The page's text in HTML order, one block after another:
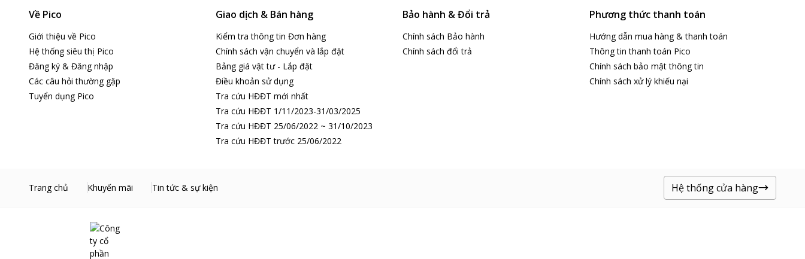
Về Pico
Giới thiệu về Pico
Hệ thống siêu thị Pico
Đăng ký & Đăng nhập
Các câu hỏi thường gặp
Tuyển dụng Pico
Giao dịch & Bán hàng
Kiểm tra thông tin Đơn hàng
Chính sách vận chuyển và lắp đặt
Bảng giá vật tư - Lắp đặt
Điều khoản sử dụng
Tra cứu HĐĐT mới nhất
Tra cứu HĐĐT 1/11/2023-31/03/2025
Tra cứu HĐĐT 25/06/2022 ~ 31/10/2023
Tra cứu HĐĐT trước 25/06/2022
Bảo hành & Đổi trả
Chính sách Bảo hành
Chính sách đổi trả
Phương thức thanh toán
Hướng dẫn mua hàng & thanh toán
Thông tin thanh toán Pico
Chính sách bảo mật thông tin
Chính sách xử lý khiếu nại
Trang chủ Khuyến mãi Tin tức & sự kiện Hệ thống cửa hàng